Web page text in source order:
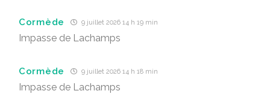
Cormède 9 juillet 2026 14 h 19 min
Impasse de Lachamps
Cormède 9 juillet 2026 14 h 18 min
Impasse de Lachamps